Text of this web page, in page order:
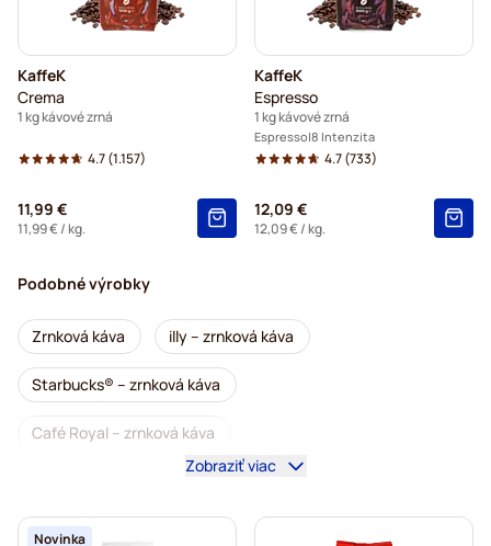
KaffeK
Crema
1 kg kávové zrná
4.7(1.157)
11,99 €
11,99 €/ kg.
KaffeK
Espresso
1 kg kávové zrná
Espresso 8 Intenzita
4.7(733)
12,09 €
12,09 €/ kg.
Novinka
Podobné výrobky
Zrnková káva illy – zrnková káva
Starbucks® – zrnková káva
Café Royal – zrnková káva
Kávovary na zrnkovú kávu
Zobraziť viac